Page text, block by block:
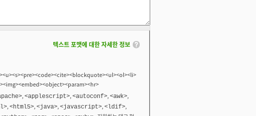
텍스트 포맷에 대한 자세한 정보
, <applescript>, <autoconf>, <awk>,
, <html5>, <java>, <javascript>, <ldif>,